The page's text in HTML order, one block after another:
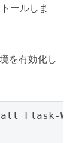
ールしま
を有効化し
WTF